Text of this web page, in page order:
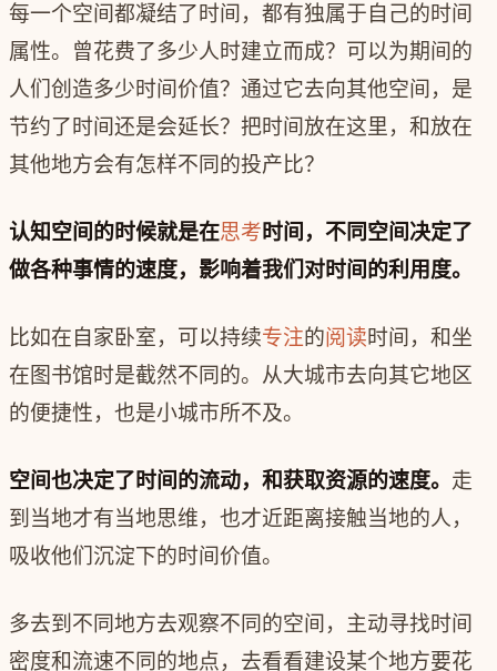
每一个空间都凝结了时间，都有独属于自己的时间
属性。曾花费了多少人时建立而成？可以为期间的
人们创造多少时间价值？通过它去向其他空间，是
节约了时间还是会延长？把时间放在这里，和放在
其他地方会有怎样不同的投产比？
认知空间的时候就是在思考时间，不同空间决定了
做各种事情的速度，影响着我们对时间的利用度。
比如在自家卧室，可以持续专注的阅读时间，和坐
在图书馆时是截然不同的。从大城市去向其它地区
的便捷性，也是小城市所不及。
空间也决定了时间的流动，和获取资源的速度。 走
到当地才有当地思维，也才近距离接触当地的人，
吸收他们沉淀下的时间价值。
多去到不同地方去观察不同的空间，主动寻找时间
密度和流速不同的地点，去看看建设某个地方要花